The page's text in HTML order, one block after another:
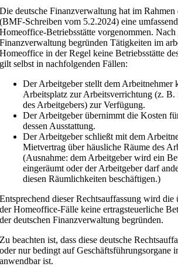
Die deutsche Finanzverwaltung hat im
(BMF-Schreiben vom 5.2.2024) eine
Homeoffice-Betriebsstätte vorgenommen. Nach
Finanzverwaltung begründen Tätigkeiten im
Homeoffice in der Regel keine Betriebsstätte
gilt selbst in nachfolgenden Fällen:
Der Arbeitgeber stellt dem Arbeitnehmer
Arbeitsplatz zur Arbeitsverrichtung (z. B.
des Arbeitgebers) zur Verfügung.
Der Arbeitgeber übernimmt die Kosten
dessen Ausstattung.
Der Arbeitgeber schließt mit dem
Mietvertrag über häusliche Räume des
(Ausnahme: dem Arbeitgeber wird ein
eingeräumt oder der Arbeitgeber darf
diesen Räumlichkeiten beschäftigen.)
Entsprechend dieser Rechtsauffassung wird
der Homeoffice-Fälle keine ertragsteuerliche
der deutschen Finanzverwaltung begründen.
Zu beachten ist, dass diese deutsche
oder nur bedingt auf Geschäftsführungsorgane
anwendbar ist.